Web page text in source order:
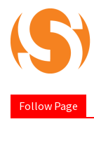
Follow Page